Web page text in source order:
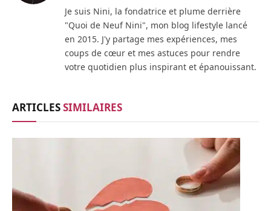
Je suis Nini, la fondatrice et plume derrière
"Quoi de Neuf Nini", mon blog lifestyle lancé
en 2015. J'y partage mes expériences, mes
coups de cœur et mes astuces pour rendre
votre quotidien plus inspirant et épanouissant.
ARTICLESSIMILAIRES